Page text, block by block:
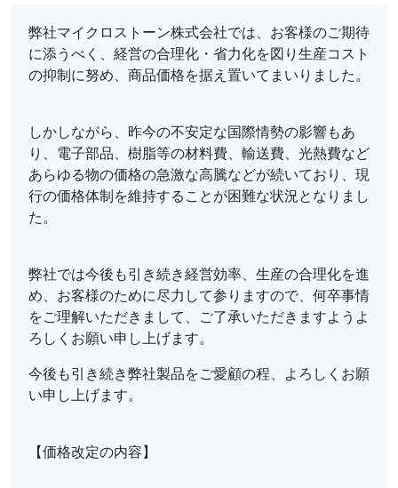
弊社マイクロストーン株式会社では、お客様のご期待
に添うべく、経営の合理化・省力化を図り生産コスト
の抑制に努め、商品価格を据え置いてまいりました。
しかしながら、昨今の不安定な国際情勢の影響もあ
り、電子部品、樹脂等の材料費、輸送費、光熱費など
あらゆる物の価格の急激な高騰などが続いており、現
行の価格体制を維持することが困難な状況となりまし
た。
弊社では今後も引き続き経営効率、生産の合理化を進
め、お客様のために尽力して参りますので、何卒事情
をご理解いただきまして、ご了承いただきますようよ
ろしくお願い申し上げます。
今後も引き続き弊社製品をご愛顧の程、よろしくお願
い申し上げます。
【価格改定の内容】